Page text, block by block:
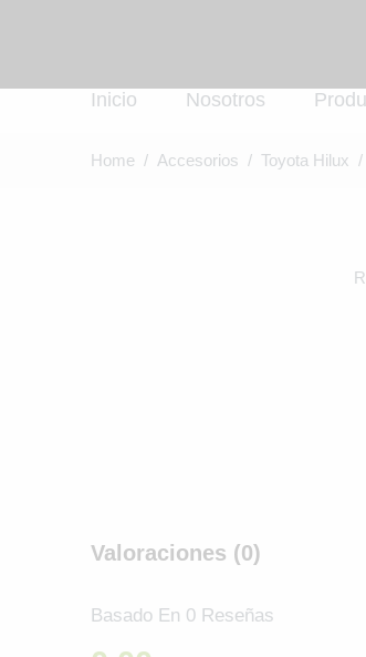
Inicio Nosotros
Home / Accesorios / Toyota Hilux /
Valoraciones (0)
Basado En 0 Reseñas